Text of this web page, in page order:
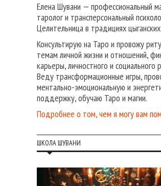
Елена Шувани — профессиональный
таролог и трансперсональный
Целительница в традициях
Консультирую на Таро и провожу
темам личной жизни и отношений,
карьеры, личностного и социального
Веду трансформационные игры,
ментально-эмоциональную и
поддержку, обучаю Таро и магии.
Подробнее о том, чем я могу вам
ШКОЛА ШУВАНИ